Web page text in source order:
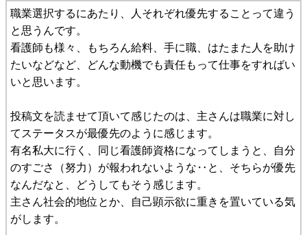
職業選択するにあたり、人それぞれ優先することって違う
と思うんです。
看護師も様々、もちろん給料、手に職、はたまた人を助け
たいなどなど、どんな動機でも責任もって仕事をすればい
いと思います。
投稿文を読ませて頂いて感じたのは、主さんは職業に対し
てステータスが最優先のように感じます。
有名私大に行く、同じ看護師資格になってしまうと、自分
のすごさ（努力）が報われないような‥と、そちらが優先
なんだなと、どうしてもそう感じます。
主さん社会的地位とか、自己顕示欲に重きを置いている気
がします。